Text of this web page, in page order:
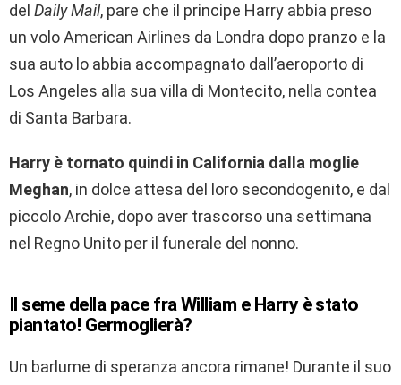
del Daily Mail, pare che il principe Harry abbia preso
un volo American Airlines da Londra dopo pranzo e la
sua auto lo abbia accompagnato dall’aeroporto di
Los Angeles alla sua villa di Montecito, nella contea
di Santa Barbara.
Harry è tornato quindi in California dalla moglie
Meghan, in dolce attesa del loro secondogenito, e dal
piccolo Archie, dopo aver trascorso una settimana
nel Regno Unito per il funerale del nonno.
Il seme della pace fra William e Harry è stato
piantato! Germoglierà?
Un barlume di speranza ancora rimane! Durante il suo